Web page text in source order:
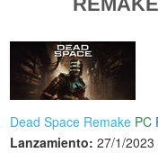
Dead Space Remake PC
Lanzamiento: 27/1/2023